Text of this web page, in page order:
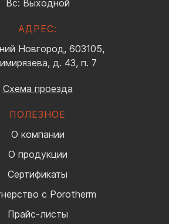
Вс: Выходной
АДРЕС:
Новгород, 603105,
д. 43, п. 7
Схема проезда
ПОЛЕЗНОЕ
О компании
О продукции
Сертификаты
с Porotherm
Прайс-листы